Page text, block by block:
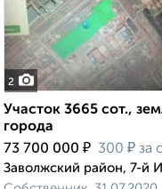
2
Участок 3665 сот.,
города
73 700 000 ₽ 300 ₽ за
Заволжский район, 7-й